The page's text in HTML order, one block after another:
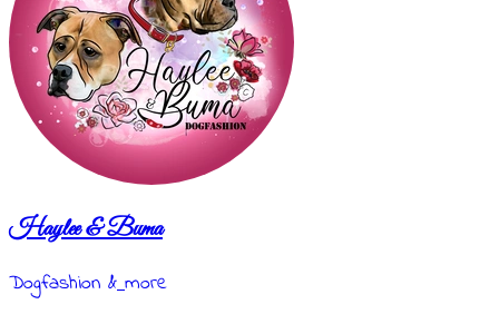
Haylee & Buma
Dogfashion & more